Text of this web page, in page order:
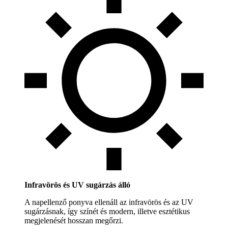
Infravörös és UV sugárzás álló
A napellenző ponyva ellenáll az infravörös és az UV
sugárzásnak, így színét és modern, illetve esztétikus
megjelenését hosszan megőrzi.